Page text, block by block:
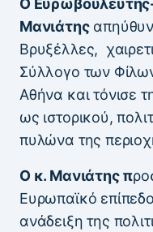
Ο
Μανιάτης
Βρυξέλλες,
Σύλλογο των
Αθήνα και τόνισε
ως ιστορικού,
πυλώνα της
Ο κ. Μανιάτης π
Ευρωπαϊκό
ανάδειξη της